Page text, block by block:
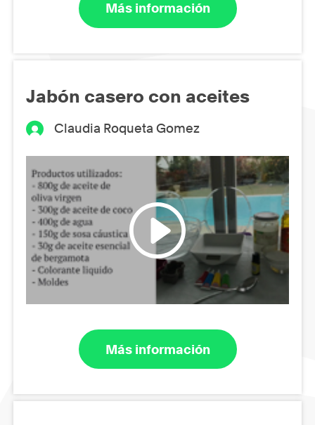
Más información
Jabón casero con aceites
Claudia Roqueta Gomez
Más información